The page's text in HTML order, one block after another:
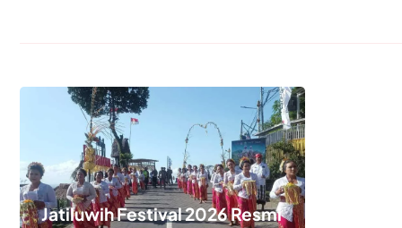
Jatiluwih Festival 2026 Resmi